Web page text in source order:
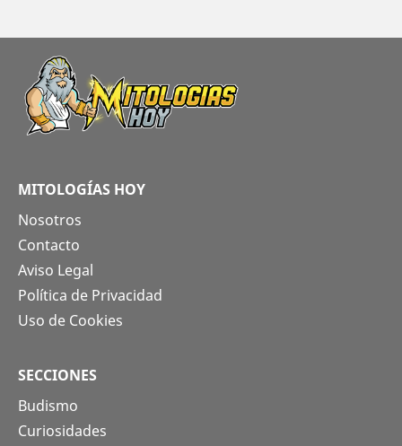
MITOLOGÍAS HOY
Nosotros
Contacto
Aviso Legal
Política de Privacidad
Uso de Cookies
SECCIONES
Budismo
Curiosidades